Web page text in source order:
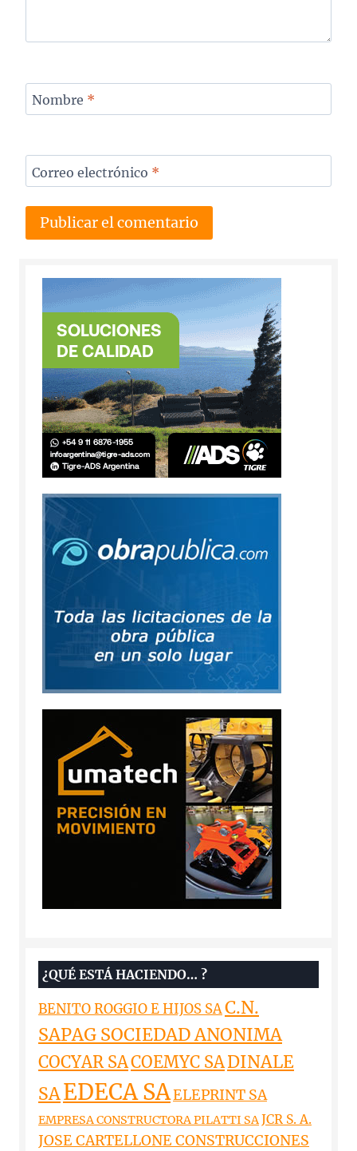
Nombre *
Correo electrónico *
¿QUÉ ESTÁ HACIENDO… ?
BENITO ROGGIO E HIJOS SAC.N.
SAPAG SOCIEDAD ANONIMA
COCYAR SACOEMYC SADINALE
SAEDECA SAELEPRINT SA
EMPRESA CONSTRUCTORA PILATTI SAJCR S. A.
JOSE CARTELLONE CONSTRUCCIONES